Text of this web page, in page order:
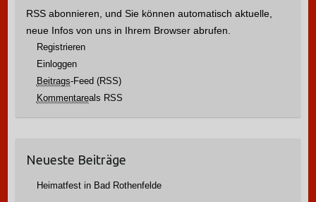
RSS abonnieren, und Sie können automatisch aktuelle,
neue Infos von uns in Ihrem Browser abrufen.
Registrieren
Einloggen
Beitrags-Feed (RSS)
Kommentareals RSS
Neueste Beiträge
Heimatfest in Bad Rothenfelde